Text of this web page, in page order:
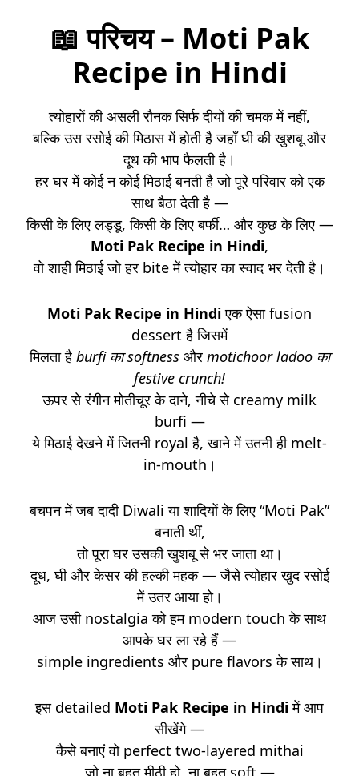
📖परिचय – Moti Pak
Recipe in Hindi
त्योहारों की असली रौनक सिर्फ दीयों की चमक में नहीं,
बल्कि उस रसोई की मिठास में होती है जहाँ घी की खुशबू और
दूध की भाप फैलती है।
हर घर में कोई न कोई मिठाई बनती है जो पूरे परिवार को एक
साथ बैठा देती है —
किसी के लिए लड्डू, किसी के लिए बर्फी… और कुछ के लिए —
Moti Pak Recipe in Hindi,
वो शाही मिठाई जो हर bite में त्योहार का स्वाद भर देती है।
Moti Pak Recipe in Hindiएक ऐसा fusion
dessert है जिसमें
मिलता है burfi का softnessऔर motichoor ladoo का
festive crunch!
ऊपर से रंगीन मोतीचूर के दाने, नीचे से creamy milk
burfi —
ये मिठाई देखने में जितनी royal है, खाने में उतनी ही melt-
in-mouth।
बचपन में जब दादी Diwali या शादियों के लिए “Moti Pak”
बनाती थीं,
तो पूरा घर उसकी खुशबू से भर जाता था।
दूध, घी और केसर की हल्की महक — जैसे त्योहार खुद रसोई
में उतर आया हो।
आज उसी nostalgia को हम modern touch के साथ
आपके घर ला रहे हैं —
simple ingredients और pure flavors के साथ।
इस detailed Moti Pak Recipe in Hindiमें आप
सीखेंगे —
कैसे बनाएं वो perfect two-layered mithai
जो ना बहुत मीठी हो, ना बहुत soft —